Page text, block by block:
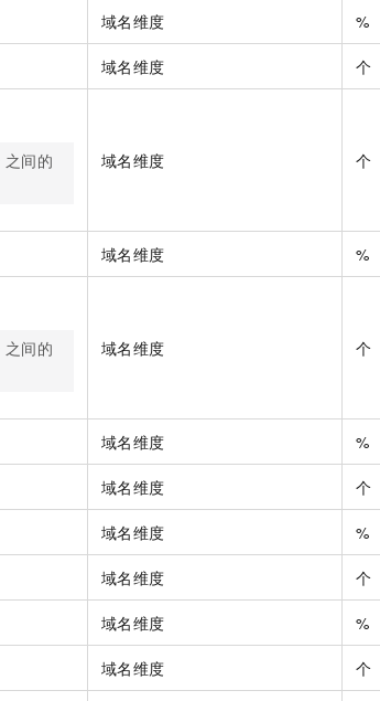
域名维度 %
域名维度 个
之间的
域名维度 个
域名维度 %
之间的
域名维度 个
域名维度 %
域名维度 个
域名维度 %
域名维度 个
域名维度 %
域名维度 个